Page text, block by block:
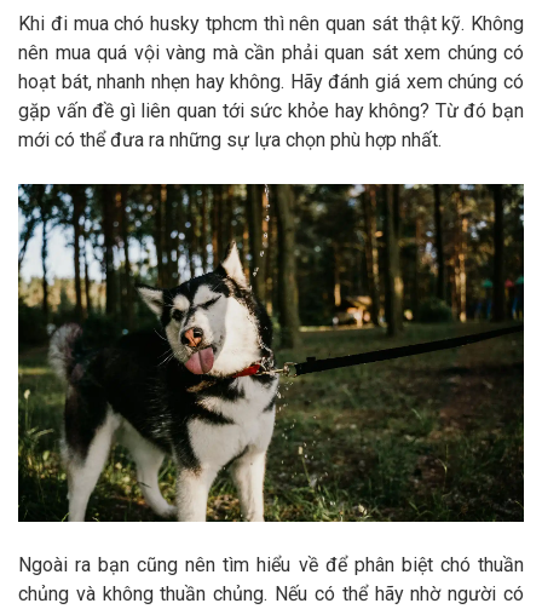
Khi đi mua chó husky tphcm thì nên quan sát thật kỹ. Không
nên mua quá vội vàng mà cần phải quan sát xem chúng có
hoạt bát, nhanh nhẹn hay không. Hãy đánh giá xem chúng có
gặp vấn đề gì liên quan tới sức khỏe hay không? Từ đó bạn
mới có thể đưa ra những sự lựa chọn phù hợp nhất.
Ngoài ra bạn cũng nên tìm hiểu về để phân biệt chó thuần
chủng và không thuần chủng. Nếu có thể hãy nhờ người có